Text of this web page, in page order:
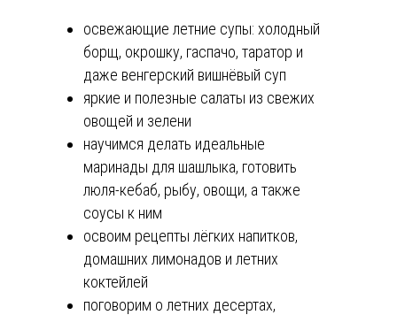
освежающие летние супы: холодный
борщ, окрошку, гаспачо, таратор и
даже венгерский вишнёвый суп
яркие и полезные салаты из свежих
овощей и зелени
научимся делать идеальные
маринады для шашлыка, готовить
люля-кебаб, рыбу, овощи, а также
соусы к ним
освоим рецепты лёгких напитков,
домашних лимонадов и летних
коктейлей
поговорим о летних десертах,